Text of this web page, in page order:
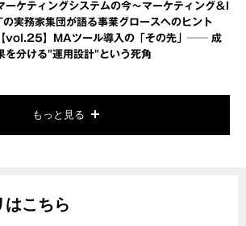
ーケティングシステムの今～マーケティング＆I
の実務家集団が語る事業グロースへのヒント
【vol.25】MAツール導入の「その先」── 成
を分ける"運用設計"という死角
もっと見る
はこちら